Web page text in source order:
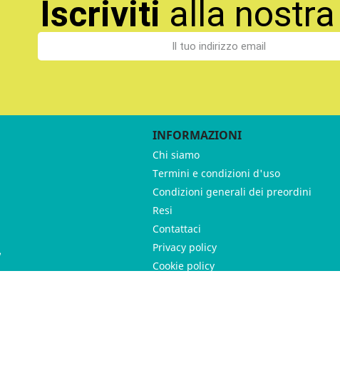
Iscriviti alla
INFORMAZIONI
Chi siamo
Termini e condizioni d'uso
Condizioni generali dei preordini
Resi
Contattaci
Privacy policy
Cookie policy